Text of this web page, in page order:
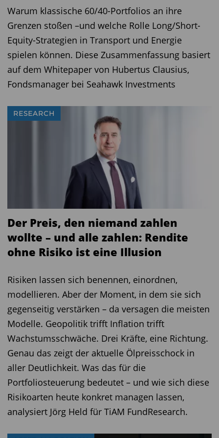
Gründen der Diversifikation, Stabilität und
langfristigen Wertschöpfung gefragt. Das
klassische 60/40-Portfolio gilt vielen nicht mehr
als ausreichend, Vermögensverwalter könnten
zukünftig daher noch stärker alternative Anlagen
in ihr Portfolio aufnehmen. Damit verbunden
Kapitalbindungen, eingeschränkte Liquidität,
fragmentierte Informationsflüsse. Für
Vermögensverwalter bedeutet das zusätzliche
Anforderungen an Transparenz und
Dokumentation.
Vermögensverwaltung unter strukturellem
In Summe zeichnen die Ergebnisse der Studie
das Bild einer Branche, die sich weniger in einer
Performancekrise als vielmehr in einer Phase
Vermögensverwalter müssen auch in den
nächsten Jahren unter Bedingungen arbeiten, in
denen klassische Steuerungsgrößen an
Aussagekraft verlieren, Reaktionszeiten kürzer
werden und externe Schocks jederzeit auftreten
können. Der Trendmonitor macht damit vor
allem eines sichtbar: Die zentrale
Herausforderung der Vermögensverwaltung liegt
aktuell nicht in der Suche nach dem nächsten
Renditetreiber, sondern im Umgang mit
Warum klassische 60/40-Portfolios an ihre
Grenzen stoßen –und welche Rolle Long/Short-
Equity-Strategien in Transport und Energie
spielen können. Diese Zusammenfassung basiert
auf dem Whitepaper von Hubertus Clausius,
Fondsmanager bei Seahawk Investments
RESEARCH
Der Preis, den niemand zahlen
wollte – und alle zahlen: Rendite
ohne Risiko ist eine Illusion
Risiken lassen sich benennen, einordnen,
modellieren. Aber der Moment, in dem sie sich
gegenseitig verstärken – da versagen die meisten
Modelle. Geopolitik trifft Inflation trifft
Wachstumsschwäche. Drei Kräfte, eine Richtung.
Genau das zeigt der aktuelle Ölpreisschock in
aller Deutlichkeit. Was das für die
Portfoliosteuerung bedeutet – und wie sich diese
Risikoarten heute konkret managen lassen,
analysiert Jörg Held für TiAM FundResearch.